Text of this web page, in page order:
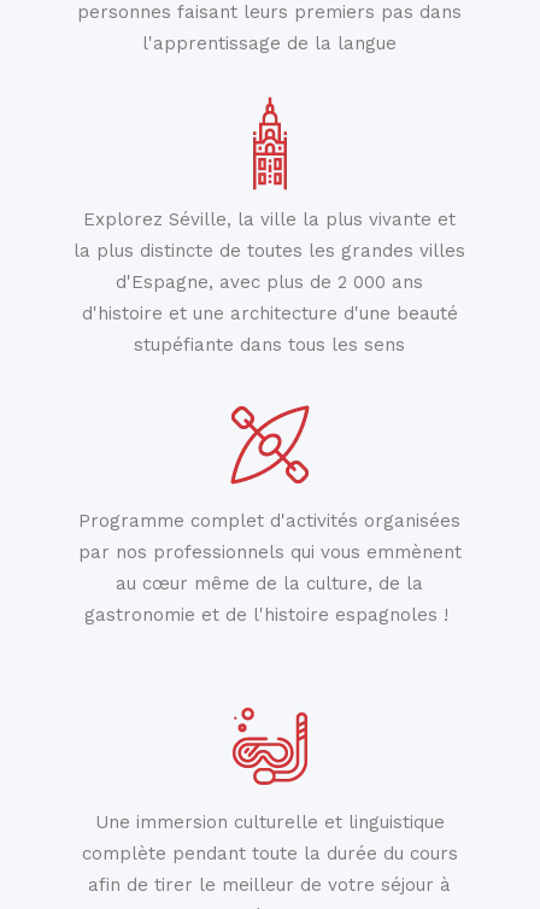
personnes faisant leurs premiers pas dans
l'apprentissage de la langue
Explorez Séville, la ville la plus vivante et
la plus distincte de toutes les grandes villes
d'Espagne, avec plus de 2 000 ans
d'histoire et une architecture d'une beauté
stupéfiante dans tous les sens
Programme complet d'activités organisées
par nos professionnels qui vous emmènent
au cœur même de la culture, de la
gastronomie et de l'histoire espagnoles !
Une immersion culturelle et linguistique
complète pendant toute la durée du cours
afin de tirer le meilleur de votre séjour à